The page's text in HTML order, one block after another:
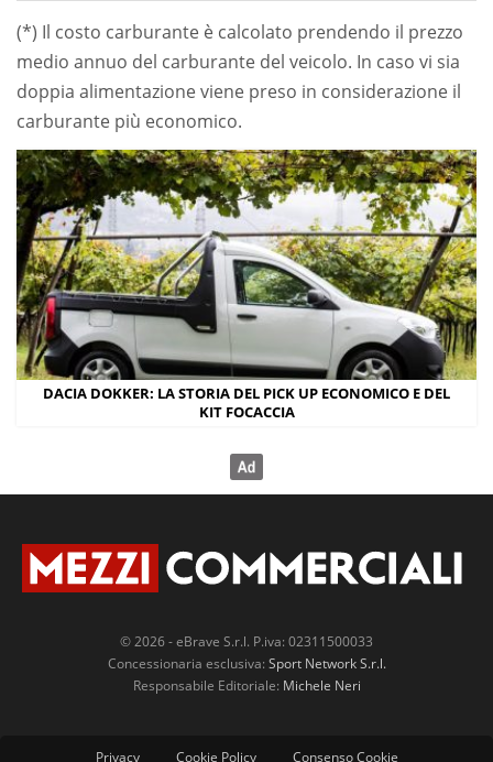
(*) Il costo carburante è calcolato prendendo il prezzo
medio annuo del carburante del veicolo. In caso vi sia
doppia alimentazione viene preso in considerazione il
carburante più economico.
DACIA DOKKER: LA STORIA DEL PICK UP ECONOMICO E DEL
KIT FOCACCIA
© 2026 - eBrave S.r.l. P.iva: 02311500033
Concessionaria esclusiva: Sport Network S.r.l.
Responsabile Editoriale: Michele Neri
Privacy Cookie Policy Consenso Cookie